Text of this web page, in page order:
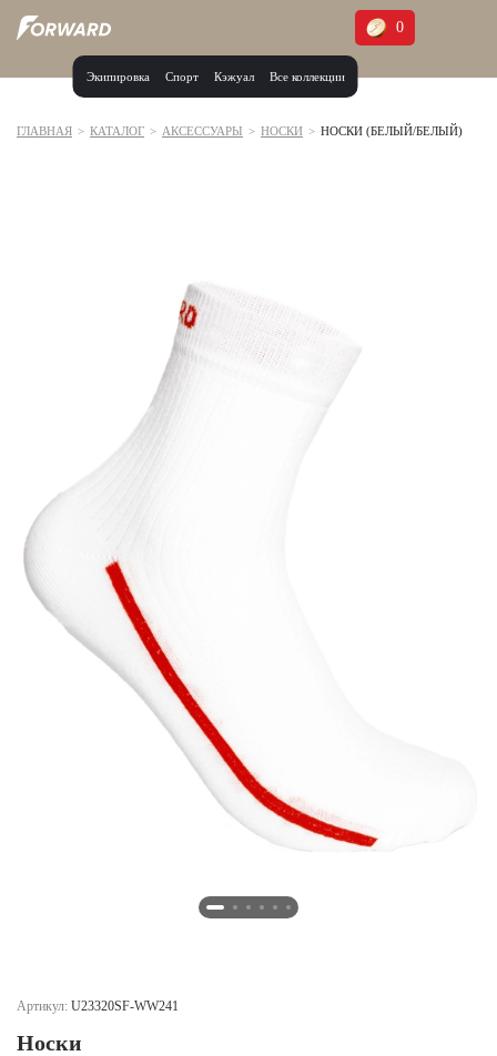
Экипировка Спорт Кэжуал Все коллекции
0
Москва и МО
Калининградская область (1)
Москва и МО (14)
Нижегородская область (1)
Новосибирская область (3)
Омская область (5)
Республика Башкортостан (3)
Республика Крым (1)
Республика Татарстан (2)
Ростовская область (2)
Самарская область (1)
Санкт-Петербург и ЛО (3)
Ханты-Мансийский автономный округ (3)
Челябинская область (2)
ГЛАВНАЯ > КАТАЛОГ > АКСЕССУАРЫ > НОСКИ > НОСКИ (БЕЛЫЙ/БЕЛЫЙ)
Артикул: U23320SF-WW241
Носки